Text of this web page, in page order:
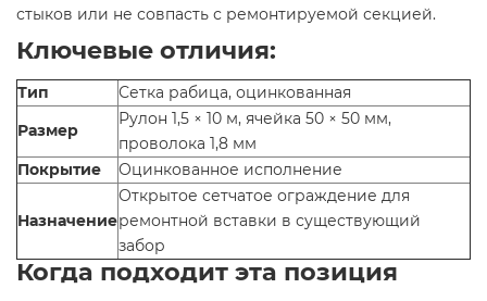
стыков или не совпасть с ремонтируемой секцией.
Ключевые отличия:
Тип
Сетка рабица, оцинкованная
Размер
Рулон 1,5 × 10 м, ячейка 50 × 50 мм,
проволока 1,8 мм
Покрытие
Оцинкованное исполнение
Назначение
Открытое сетчатое ограждение для
ремонтной вставки в существующий
забор
Когда подходит эта позиция